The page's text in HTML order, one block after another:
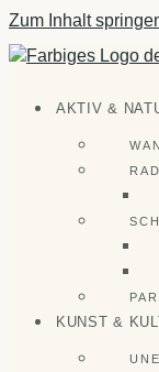
Zum Inhalt
AKTIV &
KUNST &